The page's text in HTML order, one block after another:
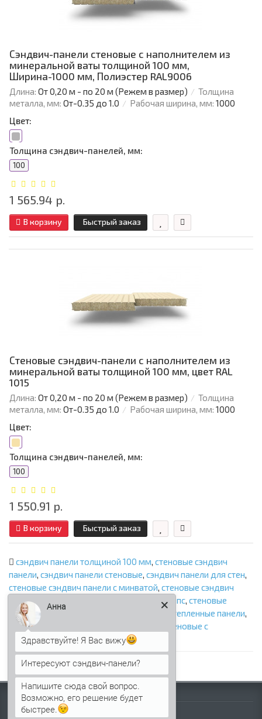
Сэндвич-панели стеновые с наполнителем из
минеральной ваты толщиной 100 мм,
Ширина-1000 мм, Полиэстер RAL9006
Длина: От 0,20 м - по 20 м (Режем в размер)
Толщина
металла, мм: От-0.35 до 1.0 Рабочая ширина, мм: 1000
Цвет:
Толщина сэндвич-панелей, мм:
100
1 565.94 р.
В корзину Быстрый заказ
Стеновые сэндвич-панели с наполнителем из
минеральной ваты толщиной 100 мм, цвет RAL
1015
Длина: От 0,20 м - по 20 м (Режем в размер)
Толщина
металла, мм: От-0.35 до 1.0 Рабочая ширина, мм: 1000
Цвет:
Толщина сэндвич-панелей, мм:
100
1 550.91 р.
В корзину Быстрый заказ
сэндвич панели толщиной 100 мм, стеновые сэндвич
панели, сэндвич панели стеновые, сэндвич панели для стен,
стеновые сэндвич панели с минватой, стеновые сэндвич
панели с ппу
стеновые сэндвич панели с ппс, стеновые
сэндвич панели с пир
утепленные панели,
панели с утеплителем
сэндвич панели стеновые с
наполнителем,фасадные сэндвич панели
Информация
Анна
Здравствуйте! Я Вас вижу
Интересуют сэндвич-панели?
Напишите сюда свой вопрос.
Возможно, его решение будет
быстрее.